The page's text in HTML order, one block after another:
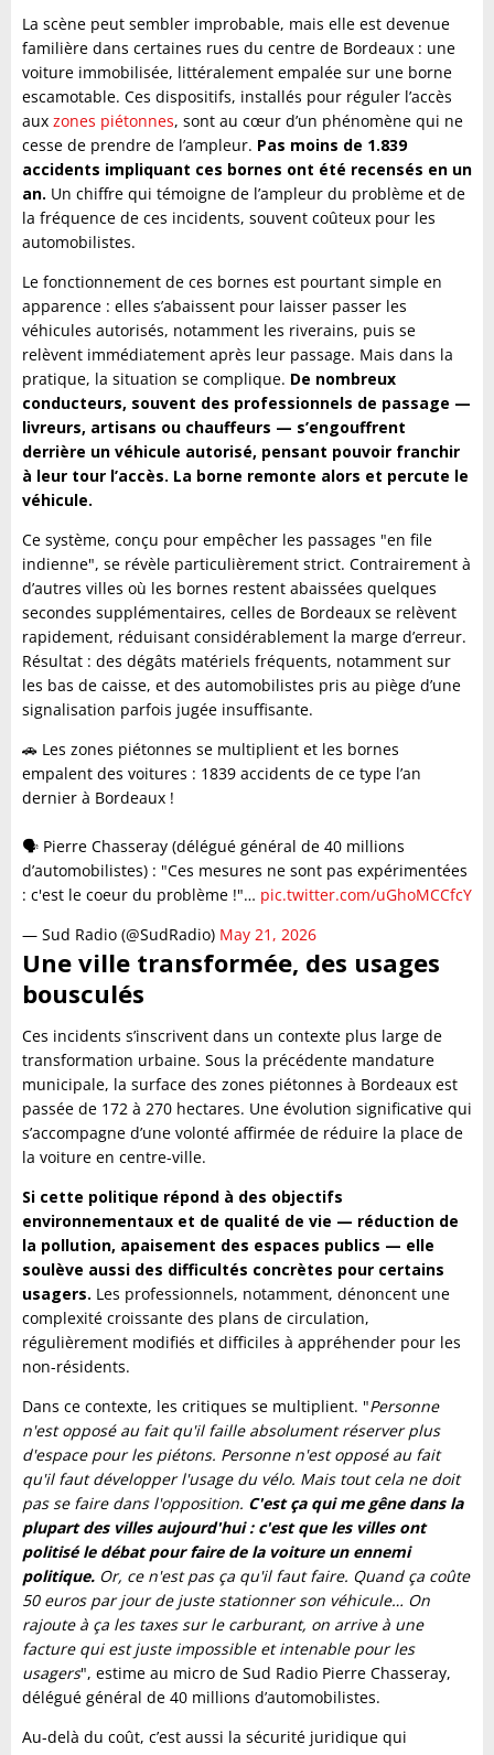
La scène peut sembler improbable, mais elle est devenue
familière dans certaines rues du centre de Bordeaux : une
voiture immobilisée, littéralement empalée sur une borne
escamotable. Ces dispositifs, installés pour réguler l’accès
aux zones piétonnes, sont au cœur d’un phénomène qui ne
cesse de prendre de l’ampleur. Pas moins de 1.839
accidents impliquant ces bornes ont été recensés en un
an. Un chiffre qui témoigne de l’ampleur du problème et de
la fréquence de ces incidents, souvent coûteux pour les
automobilistes.
Le fonctionnement de ces bornes est pourtant simple en
apparence : elles s’abaissent pour laisser passer les
véhicules autorisés, notamment les riverains, puis se
relèvent immédiatement après leur passage. Mais dans la
pratique, la situation se complique. De nombreux
conducteurs, souvent des professionnels de passage —
livreurs, artisans ou chauffeurs — s’engouffrent
derrière un véhicule autorisé, pensant pouvoir franchir
à leur tour l’accès. La borne remonte alors et percute le
véhicule.
Ce système, conçu pour empêcher les passages "en file
indienne", se révèle particulièrement strict. Contrairement à
d’autres villes où les bornes restent abaissées quelques
secondes supplémentaires, celles de Bordeaux se relèvent
rapidement, réduisant considérablement la marge d’erreur.
Résultat : des dégâts matériels fréquents, notamment sur
les bas de caisse, et des automobilistes pris au piège d’une
signalisation parfois jugée insuffisante.
🚗 Les zones piétonnes se multiplient et les bornes
empalent des voitures : 1839 accidents de ce type l’an
dernier à Bordeaux !
🗣️ Pierre Chasseray (délégué général de 40 millions
d’automobilistes) : "Ces mesures ne sont pas expérimentées
: c'est le coeur du problème !"… pic.twitter.com/uGhoMCCfcY
— Sud Radio (@SudRadio) May 21, 2026
Une ville transformée, des usages
bousculés
Ces incidents s’inscrivent dans un contexte plus large de
transformation urbaine. Sous la précédente mandature
municipale, la surface des zones piétonnes à Bordeaux est
passée de 172 à 270 hectares. Une évolution significative qui
s’accompagne d’une volonté affirmée de réduire la place de
la voiture en centre-ville.
Si cette politique répond à des objectifs
environnementaux et de qualité de vie — réduction de
la pollution, apaisement des espaces publics — elle
soulève aussi des difficultés concrètes pour certains
usagers. Les professionnels, notamment, dénoncent une
complexité croissante des plans de circulation,
régulièrement modifiés et difficiles à appréhender pour les
non-résidents.
Dans ce contexte, les critiques se multiplient. "Personne
n'est opposé au fait qu'il faille absolument réserver plus
d'espace pour les piétons. Personne n'est opposé au fait
qu'il faut développer l'usage du vélo. Mais tout cela ne doit
pas se faire dans l'opposition. C'est ça qui me gêne dans la
plupart des villes aujourd'hui : c'est que les villes ont
politisé le débat pour faire de la voiture un ennemi
politique. Or, ce n'est pas ça qu'il faut faire. Quand ça coûte
50 euros par jour de juste stationner son véhicule… On
rajoute à ça les taxes sur le carburant, on arrive à une
facture qui est juste impossible et intenable pour les
usagers", estime au micro de Sud Radio Pierre Chasseray,
délégué général de 40 millions d’automobilistes.
Au-delà du coût, c’est aussi la sécurité juridique qui